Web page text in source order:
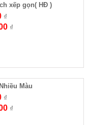
xếp gọn( HĐ )
₫
₫
Màu
₫
₫